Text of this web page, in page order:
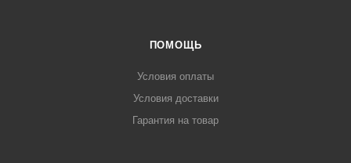
ПОМОЩЬ
Условия оплаты
Условия доставки
Гарантия на товар